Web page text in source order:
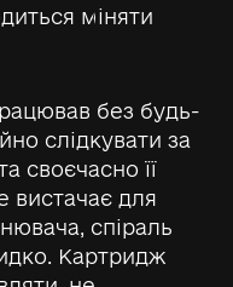
міняти
без будь-
слідкувати за
своєчасно її
вистачає для
спіраль
Картридж